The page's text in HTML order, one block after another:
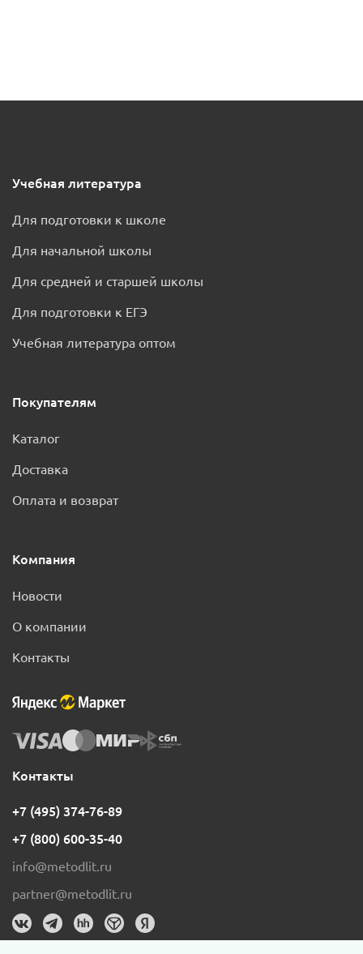
Учебная литература
Для подготовки к школе
Для начальной школы
Для средней и старшей школы
Для подготовки к ЕГЭ
Учебная литература оптом
Покупателям
Каталог
Доставка
Оплата и возврат
Компания
Новости
О компании
Контакты
Контакты
+7 (495) 374-76-89
+7 (800) 600-35-40
info@metodlit.ru
partner@metodlit.ru